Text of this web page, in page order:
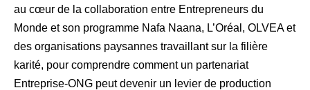
au cœur de la collaboration entre Entrepreneurs du
Monde et son programme Nafa Naana, L’Oréal, OLVEA et
des organisations paysannes travaillant sur la filière
karité, pour comprendre comment un partenariat
Entreprise-ONG peut devenir un levier de production